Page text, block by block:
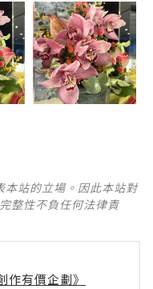
本站的立場。因此本站對
整性不負任何法律責
作有價企劃》